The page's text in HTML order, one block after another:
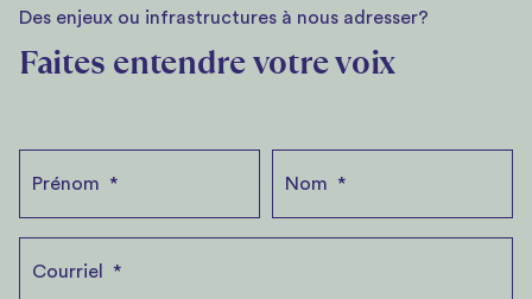
Des enjeux ou infrastructures à nous adresser?
Faites entendre votre voix